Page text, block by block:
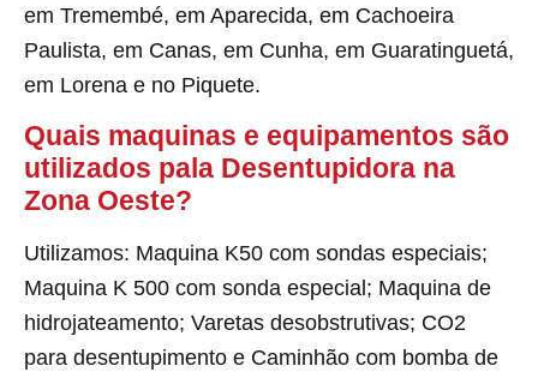
em Tremembé, em Aparecida, em Cachoeira
Paulista, em Canas, em Cunha, em Guaratinguetá,
em Lorena e no Piquete.
Quais maquinas e equipamentos são
utilizados pala Desentupidora na
Zona Oeste?
Utilizamos: Maquina K50 com sondas especiais;
Maquina K 500 com sonda especial; Maquina de
hidrojateamento; Varetas desobstrutivas; CO2
para desentupimento e Caminhão com bomba de